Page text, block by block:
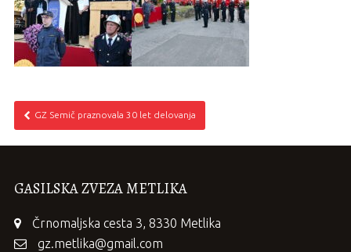
GZ Semič praznovala 30 let delovanja
GASILSKA ZVEZA METLIKA
Črnomaljska cesta 3, 8330 Metlika
gz.metlika@gmail.com